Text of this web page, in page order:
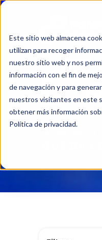
Este sitio web almacena
utilizan para recoger
nuestro sitio web y nos
información con el fin de
de navegación y para
nuestros visitantes en este
obtener más información
Política de privacidad.